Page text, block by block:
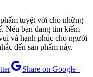
tuyệt vời cho những
Nếu bạn đang tìm kiếm
và hạnh phúc cho người
đến sản phẩm này.
Share on Google+